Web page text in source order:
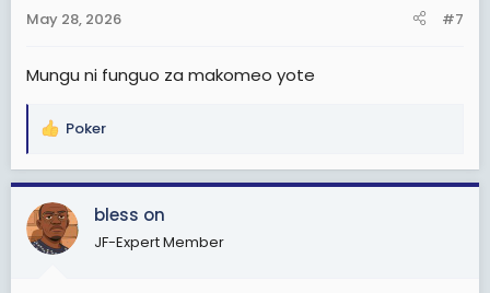
s
May 28, 2026 #7
Mungu ni funguo za makomeo yote
R
a
c
t
i
Poker
bless on
JF-Expert Member